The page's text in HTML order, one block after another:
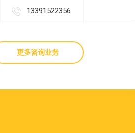
13391522356
更多咨询业务